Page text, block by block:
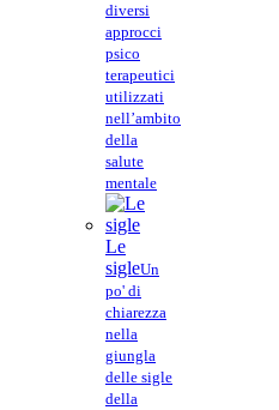
diversi
approcci
psico
terapeutici
utilizzati
nell’ambito
della
salute
mentale
Le
sigleUn
po' di
chiarezza
nella
giungla
delle sigle
della